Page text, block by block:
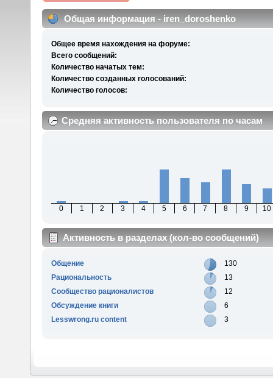
Общая информация - iren_doroshenko
Общее время нахождения на форуме:
Всего сообщений:
Количество начатых тем:
Количество созданных голосований:
Количество голосов:
Средняя активность пользователя по часам
0 1 2 3 4 5 6 7 8 9 10
Активность в разделах (кол-во сообщений)
Общение
130
Рациональность
13
Сообщество рационалистов
12
Обсуждение книги
6
Lesswrong.ru content
3